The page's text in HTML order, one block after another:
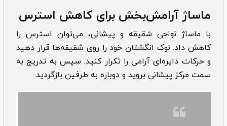
ماساژ آرامش‌بخش برای کاهش استرس
با ماساژ نواحی شقیقه و پیشانی، می‌توان استرس را
کاهش داد. نوک انگشتان خود را روی شقیقه‌ها قرار دهید
و حرکات دایره‌ای آرامی را تکرار کنید. سپس به تدریج به
سمت مرکز پیشانی بروید و دوباره به طرفین بازگردید.